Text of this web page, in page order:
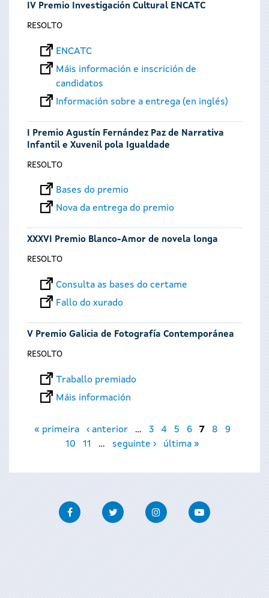
IV Premio Investigación Cultural ENCATC
RESOLTO
ENCATC
Máis información e inscrición de
candidatos
Información sobre a entrega (en inglés)
I Premio Agustín Fernández Paz de Narrativa
Infantil e Xuvenil pola Igualdade
RESOLTO
Bases do premio
Nova da entrega do premio
XXXVI Premio Blanco-Amor de novela longa
RESOLTO
Consulta as bases do certame
Fallo do xurado
V Premio Galicia de Fotografía Contemporánea
RESOLTO
Traballo premiado
Máis información
Páxinas
« primeira ‹ anterior … 3 4 5 6 7 8
9
10
11 … seguinte › última »
FacebookTwitter InstagramYoutube